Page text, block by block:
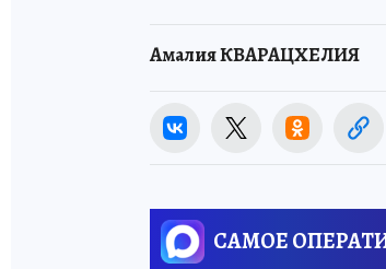
Амалия КВАРАЦХЕЛИЯ
САМОЕ